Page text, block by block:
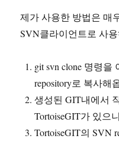
제가 사용한 방법은 매
SVN클라이언트로 사
git svn clone 명령
repository로 복사해
생성된 GIT내에서
TortoiseGIT가 있으
TortoiseGIT의 SVN